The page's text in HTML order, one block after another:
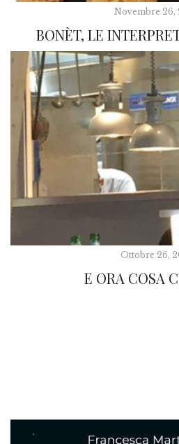
Novembre 26,
BONÈT, LE
Ottobre 26,
E ORA COSA